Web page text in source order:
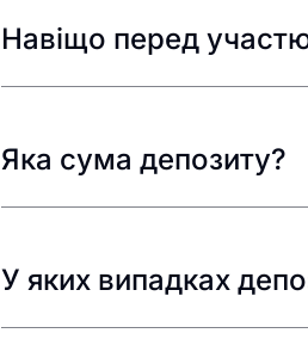
Навіщо перед участю
Яка сума депозиту?
У яких випадках